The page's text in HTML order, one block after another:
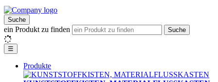
Suche
ein Produkt zu finden Suche
☰
Produkte